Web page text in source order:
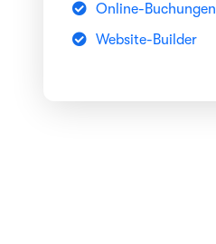
Online-Buchungen
Website-Builder